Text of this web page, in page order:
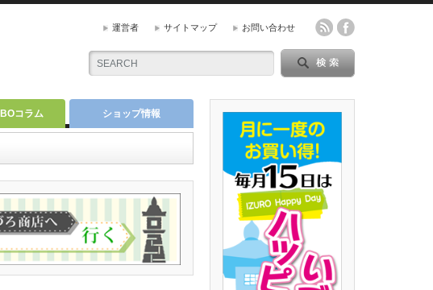
運営者 サイトマップ お問い合わせ
コラム ショップ情報